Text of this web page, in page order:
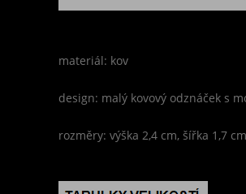
materiál: kov
design: malý kovový odznáček s
rozměry: výška 2,4 cm, šířka 1,7 cm